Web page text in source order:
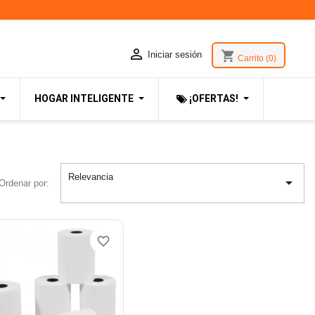
 Iniciar sesión shopping_cart Carrito (0)
HOGAR INTELIGENTE ¡OFERTAS!
por:
Relevancia 
favorite_border
favorite_border